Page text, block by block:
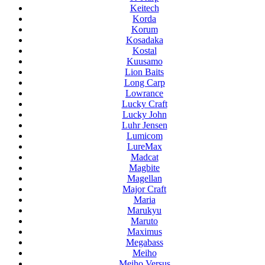
Keitech
Korda
Korum
Kosadaka
Kostal
Kuusamo
Lion Baits
Long Carp
Lowrance
Lucky Craft
Lucky John
Luhr Jensen
Lumicom
LureMax
Madcat
Magbite
Magellan
Major Craft
Maria
Marukyu
Maruto
Maximus
Megabass
Meiho